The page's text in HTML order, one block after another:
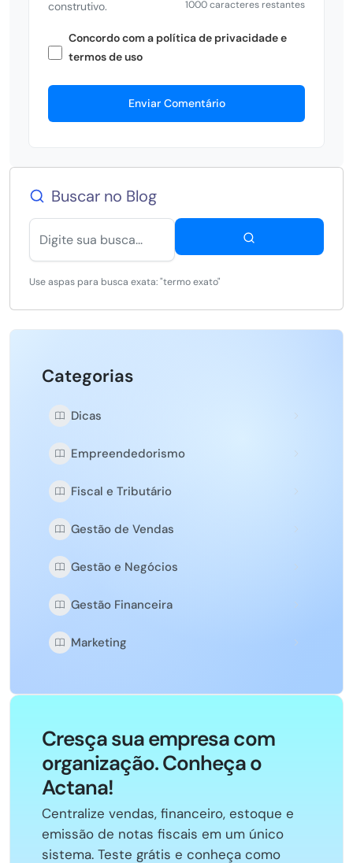
construtivo. 1000 caracteres restantes
Concordo com a política de privacidade e
termos de uso
Enviar Comentário
Buscar no Blog
Use aspas para busca exata: "termo exato"
Categorias
Dicas
Empreendedorismo
Fiscal e Tributário
Gestão de Vendas
Gestão e Negócios
Gestão Financeira
Marketing
Cresça sua empresa com
organização. Conheça o
Actana!
Centralize vendas, financeiro, estoque e
emissão de notas fiscais em um único
sistema. Teste grátis e conheça como